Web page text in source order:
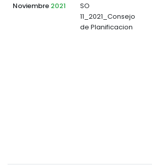
Noviembre 2021
SO
11_2021_Consejo
de Planificacion